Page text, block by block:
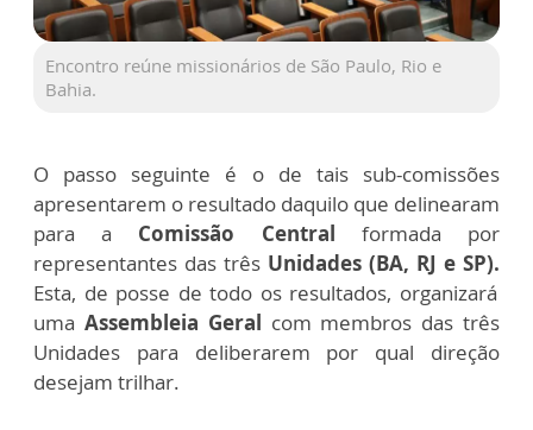
Encontro reúne missionários de São Paulo, Rio e
Bahia.
O passo seguinte é o de tais sub-comissões
apresentarem o resultado daquilo que delinearam
para a Comissão Central formada por
representantes das três Unidades (BA, RJ e SP).
Esta, de posse de todo os resultados, organizará
uma Assembleia Geral com membros das três
Unidades para deliberarem por qual direção
desejam trilhar.